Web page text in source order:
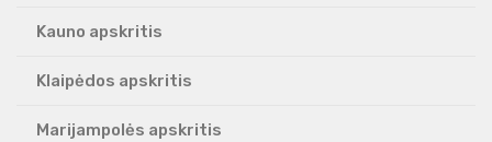
Kauno apskritis
Klaipėdos apskritis
Marijampolės apskritis